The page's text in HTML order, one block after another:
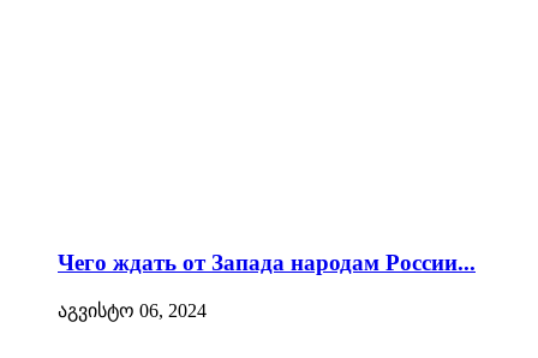
Чего ждать от Запада народам России...
აგვისტო 06, 2024